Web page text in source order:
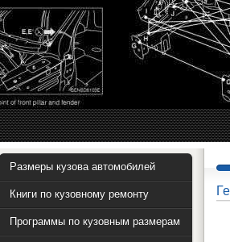
Размеры кузова автомобилей
Книги по кузовному ремонту
Программы по кузовным размерам